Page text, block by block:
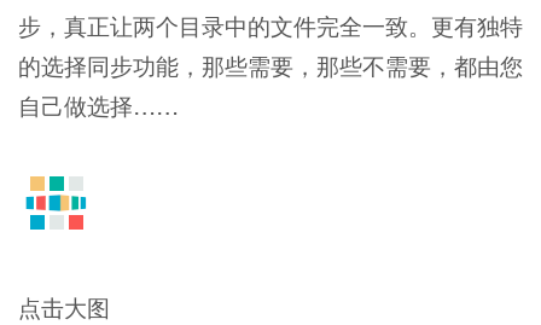
步，真正让两个目录中的文件完全一致。更有独特
的选择同步功能，那些需要，那些不需要，都由您
自己做选择……
点击大图